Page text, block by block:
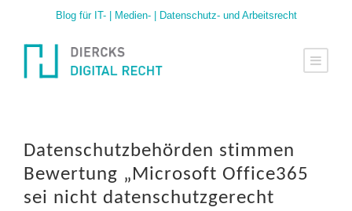
Blog für IT- | Medien- | Datenschutz- und Arbeitsrecht
Datenschutzbehörden stimmen
Bewertung „Microsoft Office365
sei nicht datenschutzgerecht